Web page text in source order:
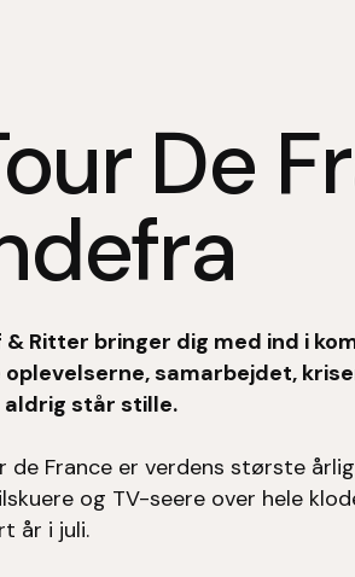
De
& Ritter bringer dig med ind i
oplevelserne, samarbejdet,
aldrig står stille.
de France er verdens største
og TV-seere over hele
år i juli.